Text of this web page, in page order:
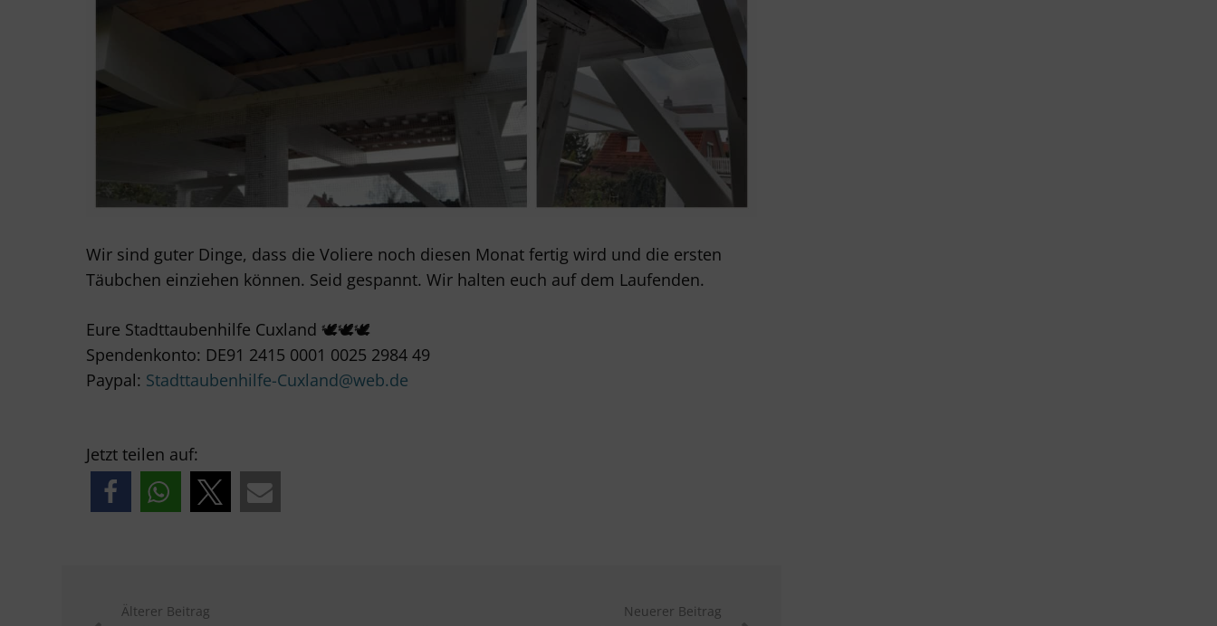
Wir sind guter Dinge, dass die Voliere noch diesen Monat fertig wird und die ersten
Täubchen einziehen können. Seid gespannt. Wir halten euch auf dem Laufenden.
Eure Stadttaubenhilfe Cuxland 🕊🕊🕊
Spendenkonto: DE91 2415 0001 0025 2984 49
Paypal: Stadttaubenhilfe-Cuxland@web.de
Jetzt teilen auf:
Älterer Beitrag Neuerer Beitrag